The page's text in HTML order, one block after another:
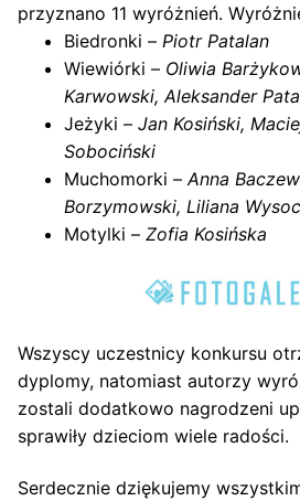
przyznano 11 wyróżnień.
Biedronki – Piotr Patalan
Wiewiórki – Oliwia
Karwowski, Aleksander
Jeżyki – Jan Kosiński,
Sobociński
Muchomorki – Anna
Borzymowski, Liliana
Motylki – Zofia Kosińska
Wszyscy uczestnicy konkursu
dyplomy, natomiast autorzy
zostali dodatkowo nagrodzeni
sprawiły dzieciom wiele radości.
Serdecznie dziękujemy